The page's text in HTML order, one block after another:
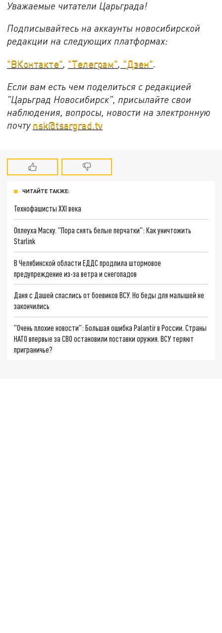
Уважаемые читатели Царьграда!
Подписывайтесь на аккаунты новосибирской
редакции на следующих платформах:
"ВКонтакте", "Телеграм", "Дзен".
Если вам есть чем поделиться с редакцией
"Царьград Новосибирск", присылайте свои
наблюдения, вопросы, новости на электронную
почту nsk@tsargrad.tv
ЧИТАЙТЕ ТАКЖЕ:
Технофашисты XXI века
Оплеуха Маску. "Пора снять белые перчатки": Как уничтожить
Starlink
В Челябинской области ЕДДС продлила штормовое
предупреждение из-за ветра и снегопадов
Даня с Дашей спаслись от боевиков ВСУ. Но беды для малышей не
закончились
"Очень плохие новости": Большая ошибка Palantir в России. Страны
НАТО впервые за СВО остановили поставки оружия. ВСУ теряют
приграничье?